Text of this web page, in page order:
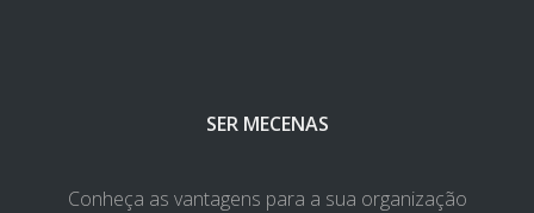
SER MECENAS
Conheça as vantagens para a sua organização